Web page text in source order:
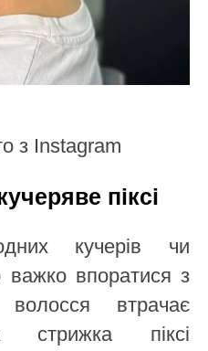
з Instagram
піксі
кучерів чи
важко впоратися з
втрачає
стрижка піксі